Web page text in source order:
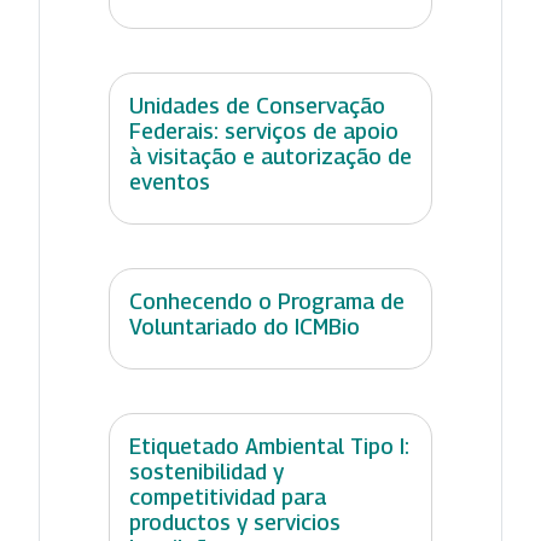
Unidades de Conservação
Federais: serviços de apoio
à visitação e autorização de
eventos
Conhecendo o Programa de
Voluntariado do ICMBio
Etiquetado Ambiental Tipo I:
sostenibilidad y
competitividad para
productos y servicios